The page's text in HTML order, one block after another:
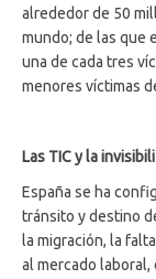
alrededor de 50
mundo; de las que
una de cada tres
menores víctimas
Las TIC y la
España se ha
tránsito y destino
la migración, la
al mercado laboral,